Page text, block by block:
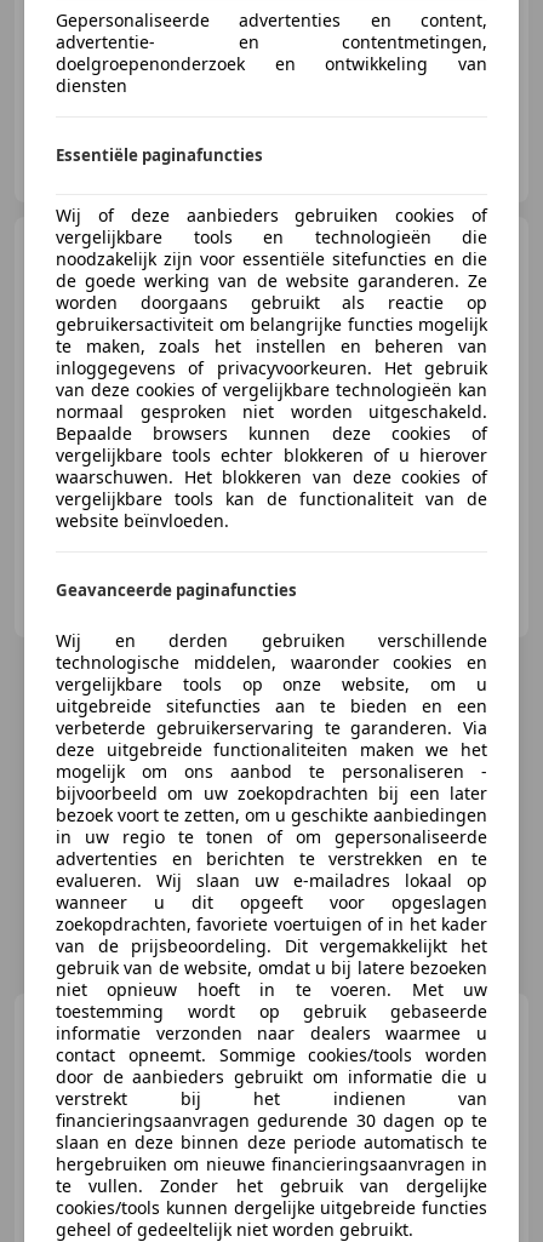
01/1970 Benzine 145 kW (197 PK)
E&R Classics
NL-5145 NA WAALWIJK
Mercedes-Benz 280SE
Cabriolet | 1969
€ 239.950
01/1969 87.965 km Benzine 117 kW (159 PK)
E&R Classics
Mercedes-Benz 280 280
SL roadster
€ 99.895
Gepersonaliseerde advertenties en content,
advertentie- en contentmetingen,
doelgroepenonderzoek en ontwikkeling van
diensten
Essentiële paginafuncties
Wij of deze aanbieders gebruiken cookies of
vergelijkbare tools en technologieën die
noodzakelijk zijn voor essentiële sitefuncties en die
de goede werking van de website garanderen. Ze
worden doorgaans gebruikt als reactie op
gebruikersactiviteit om belangrijke functies mogelijk
te maken, zoals het instellen en beheren van
inloggegevens of privacyvoorkeuren. Het gebruik
van deze cookies of vergelijkbare technologieën kan
normaal gesproken niet worden uitgeschakeld.
Bepaalde browsers kunnen deze cookies of
vergelijkbare tools echter blokkeren of u hierover
waarschuwen. Het blokkeren van deze cookies of
vergelijkbare tools kan de functionaliteit van de
website beïnvloeden.
Geavanceerde paginafuncties
Wij en derden gebruiken verschillende
technologische middelen, waaronder cookies en
vergelijkbare tools op onze website, om u
uitgebreide sitefuncties aan te bieden en een
verbeterde gebruikerservaring te garanderen. Via
deze uitgebreide functionaliteiten maken we het
mogelijk om ons aanbod te personaliseren -
bijvoorbeeld om uw zoekopdrachten bij een later
bezoek voort te zetten, om u geschikte aanbiedingen
in uw regio te tonen of om gepersonaliseerde
advertenties en berichten te verstrekken en te
evalueren. Wij slaan uw e-mailadres lokaal op
wanneer u dit opgeeft voor opgeslagen
zoekopdrachten, favoriete voertuigen of in het kader
van de prijsbeoordeling. Dit vergemakkelijkt het
gebruik van de website, omdat u bij latere bezoeken
niet opnieuw hoeft in te voeren. Met uw
toestemming wordt op gebruik gebaseerde
informatie verzonden naar dealers waarmee u
contact opneemt. Sommige cookies/tools worden
door de aanbieders gebruikt om informatie die u
verstrekt bij het indienen van
financieringsaanvragen gedurende 30 dagen op te
slaan en deze binnen deze periode automatisch te
hergebruiken om nieuwe financieringsaanvragen in
te vullen. Zonder het gebruik van dergelijke
cookies/tools kunnen dergelijke uitgebreide functies
geheel of gedeeltelijk niet worden gebruikt.